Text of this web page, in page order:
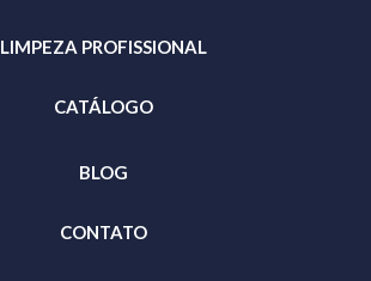
LIMPEZA PROFISSIONAL
CATÁLOGO
BLOG
CONTATO